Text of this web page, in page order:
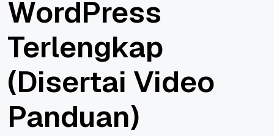
WordPress
Terlengkap
(Disertai Video
Panduan)